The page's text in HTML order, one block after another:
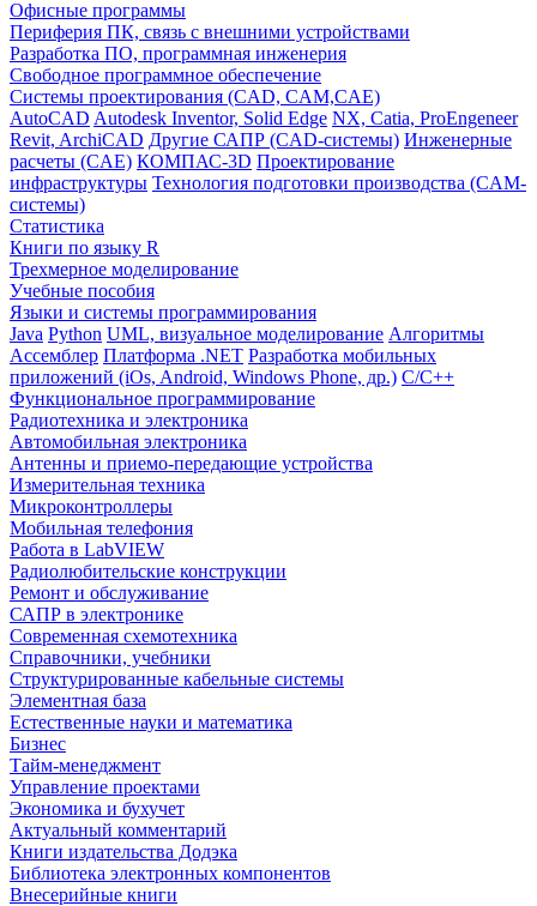
Офисные программы
Периферия ПК, связь с внешними устройствами
Разработка ПО, программная инженерия
Свободное программное обеспечение
Системы проектирования (CAD, CAM,CAE)
AutoCAD Autodesk Inventor, Solid Edge NX, Catia, ProEngeneer
Revit, ArchiCAD Другие САПР (CAD-системы) Инженерные
расчеты (CAE) КОМПАС-3D Проектирование
инфраструктуры Технология подготовки производства (CAM-
системы)
Статистика
Книги по языку R
Трехмерное моделирование
Учебные пособия
Языки и системы программирования
Java Python UML, визуальное моделирование Алгоритмы
Ассемблер Платформа .NET Разработка мобильных
приложений (iOs, Android, Windows Phone, др.) С/С++
Функциональное программирование
Радиотехника и электроника
Автомобильная электроника
Антенны и приемо-передающие устройства
Измерительная техника
Микроконтроллеры
Мобильная телефония
Работа в LabVIEW
Радиолюбительские конструкции
Ремонт и обслуживание
САПР в электронике
Современная схемотехника
Справочники, учебники
Структурированные кабельные системы
Элементная база
Естественные науки и математика
Бизнес
Тайм-менеджмент
Управление проектами
Экономика и бухучет
Актуальный комментарий
Книги издательства Додэка
Библиотека электронных компонентов
Внесерийные книги